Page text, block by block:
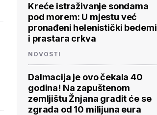
Kreće istraživanje sondama
pod morem: U mjestu već
pronađeni helenistički bedemi
i prastara crkva
NOVOSTI
Dalmacija je ovo čekala 40
godina! Na zapuštenom
zemljištu Žnjana gradit će se
zgrada od 10 milijuna eura